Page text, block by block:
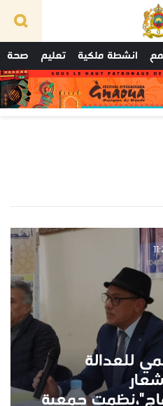
انشطة ملكية تعليم صحة
للعدالة